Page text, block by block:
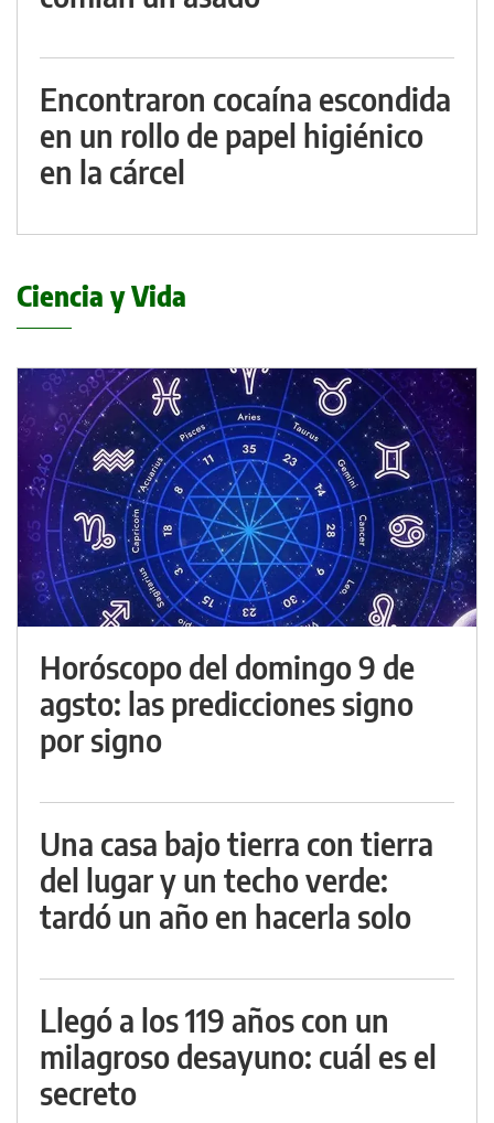
Encontraron cocaína escondida
en un rollo de papel higiénico
en la cárcel
Ciencia y Vida
Horóscopo del domingo 9 de
agsto: las predicciones signo
por signo
Una casa bajo tierra con tierra
del lugar y un techo verde:
tardó un año en hacerla solo
Llegó a los 119 años con un
milagroso desayuno: cuál es el
secreto